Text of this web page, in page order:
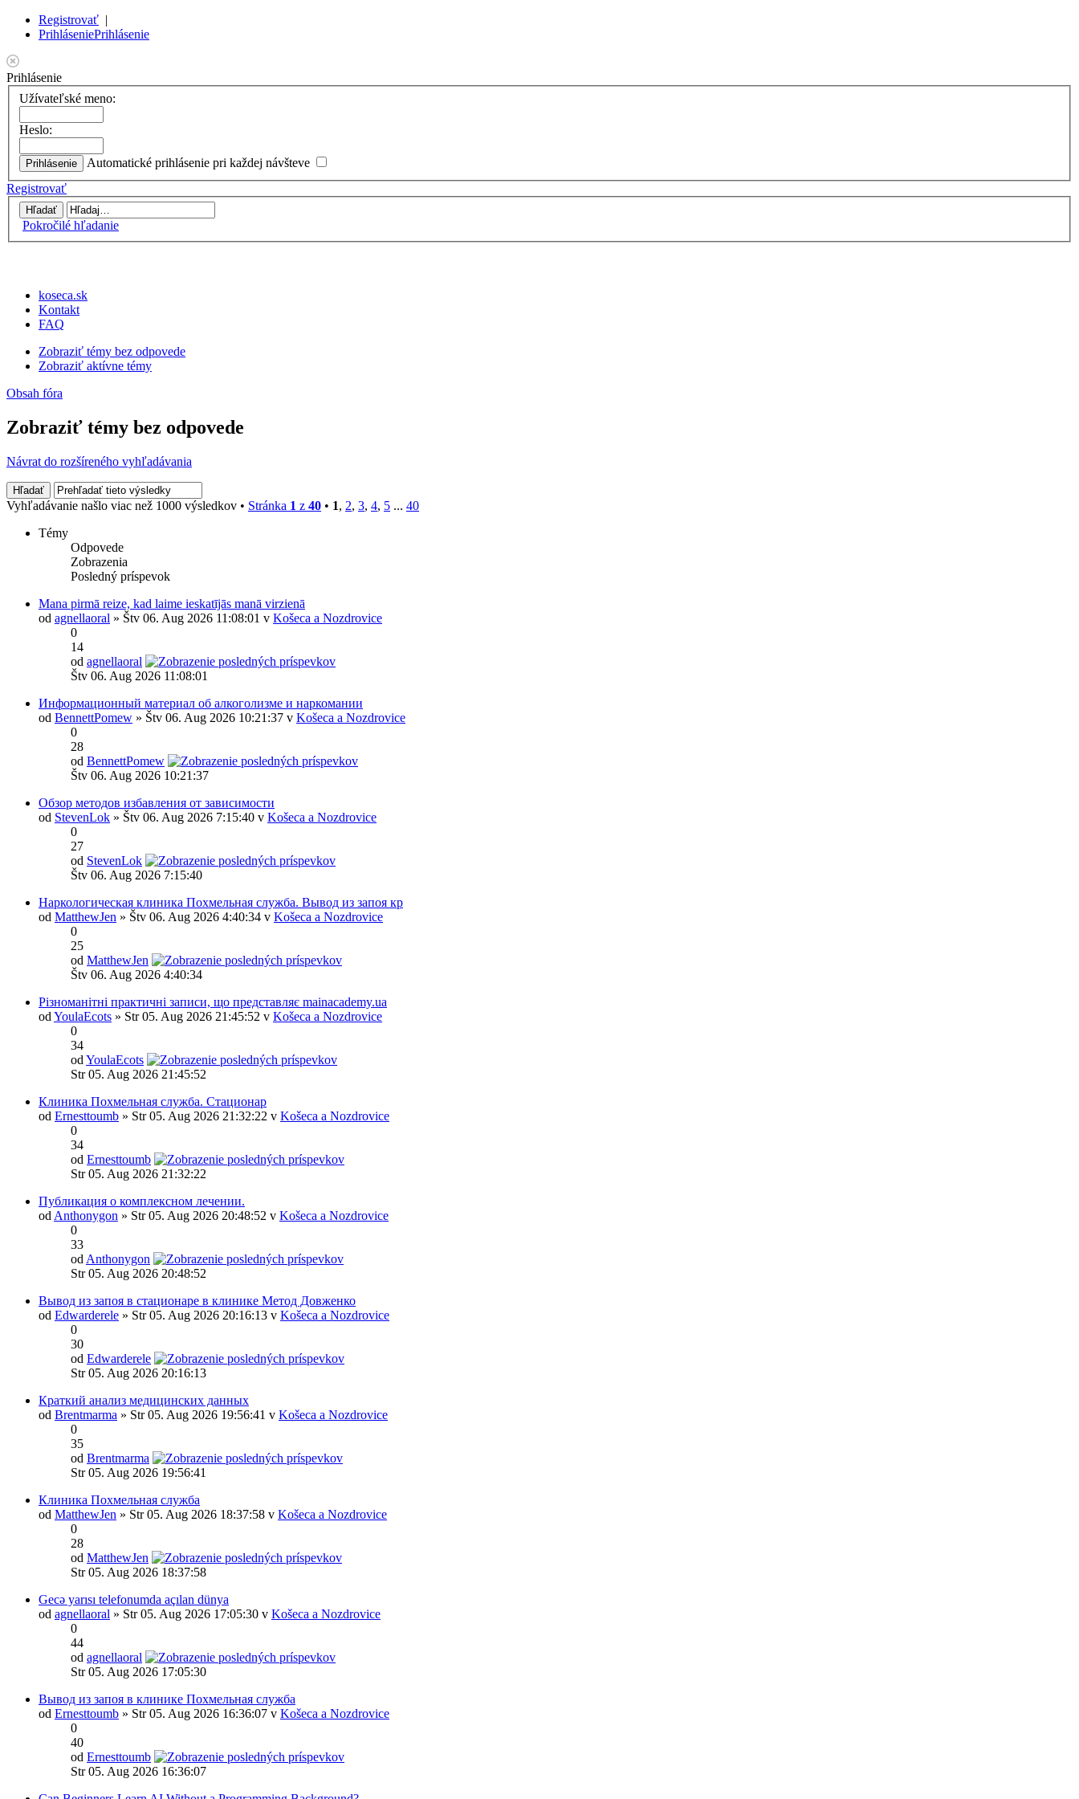
Registrovať |
PrihláseniePrihlásenie
Prihlásenie
Užívateľské meno:
Heslo:
Automatické prihlásenie pri každej návšteve
Registrovať
Pokročilé hľadanie
koseca.sk
Kontakt
FAQ
Zobraziť témy bez odpovede
Zobraziť aktívne témy
Obsah fóra
Zobraziť témy bez odpovede
Návrat do rozšíreného vyhľadávania
Vyhľadávanie našlo viac než 1000 výsledkov • Stránka 1 z 40 • 1, 2, 3, 4, 5 ... 40
Témy
Odpovede
Zobrazenia
Posledný príspevok
Mana pirmā reize, kad laime ieskatījās manā virzienā
od agnellaoral » Štv 06. Aug 2026 11:08:01 v Košeca a Nozdrovice
0
14
od agnellaoral
Štv 06. Aug 2026 11:08:01
Информационный материал об алкоголизме и наркомании
od BennettPomew » Štv 06. Aug 2026 10:21:37 v Košeca a Nozdrovice
0
28
od BennettPomew
Štv 06. Aug 2026 10:21:37
Обзор методов избавления от зависимости
od StevenLok » Štv 06. Aug 2026 7:15:40 v Košeca a Nozdrovice
0
27
od StevenLok
Štv 06. Aug 2026 7:15:40
Наркологическая клиника Похмельная служба. Вывод из запоя кр
od MatthewJen » Štv 06. Aug 2026 4:40:34 v Košeca a Nozdrovice
0
25
od MatthewJen
Štv 06. Aug 2026 4:40:34
Різноманітні практичні записи, що представляє mainacademy.ua
od YoulaEcots » Str 05. Aug 2026 21:45:52 v Košeca a Nozdrovice
0
34
od YoulaEcots
Str 05. Aug 2026 21:45:52
Клиника Похмельная служба. Стационар
od Ernesttoumb » Str 05. Aug 2026 21:32:22 v Košeca a Nozdrovice
0
34
od Ernesttoumb
Str 05. Aug 2026 21:32:22
Публикация о комплексном лечении.
od Anthonygon » Str 05. Aug 2026 20:48:52 v Košeca a Nozdrovice
0
33
od Anthonygon
Str 05. Aug 2026 20:48:52
Вывод из запоя в стационаре в клинике Метод Довженко
od Edwarderele » Str 05. Aug 2026 20:16:13 v Košeca a Nozdrovice
0
30
od Edwarderele
Str 05. Aug 2026 20:16:13
Краткий анализ медицинских данных
od Brentmarma » Str 05. Aug 2026 19:56:41 v Košeca a Nozdrovice
0
35
od Brentmarma
Str 05. Aug 2026 19:56:41
Клиника Похмельная служба
od MatthewJen » Str 05. Aug 2026 18:37:58 v Košeca a Nozdrovice
0
28
od MatthewJen
Str 05. Aug 2026 18:37:58
Gecə yarısı telefonumda açılan dünya
od agnellaoral » Str 05. Aug 2026 17:05:30 v Košeca a Nozdrovice
0
44
od agnellaoral
Str 05. Aug 2026 17:05:30
Вывод из запоя в клинике Похмельная служба
od Ernesttoumb » Str 05. Aug 2026 16:36:07 v Košeca a Nozdrovice
0
40
od Ernesttoumb
Str 05. Aug 2026 16:36:07